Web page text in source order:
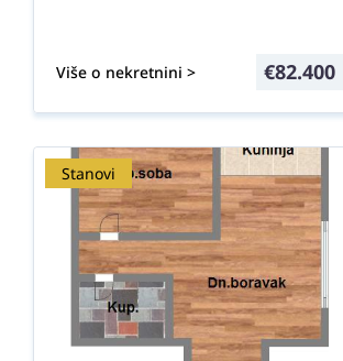
Više o nekretnini > €82.400
Stanovi